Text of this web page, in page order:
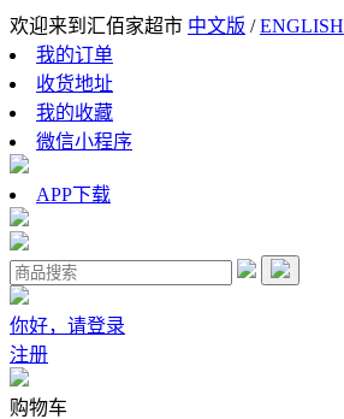
欢迎来到汇佰家超市 中文版 /ENGLISH
我的订单
收货地址
我的收藏
微信小程序
APP下载
你好，请登录
注册
购物车